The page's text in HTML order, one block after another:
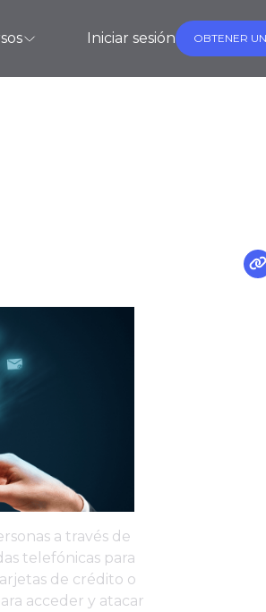
Iniciar sesión OBTENER
a través de
telefónicas para
de crédito o
acceder y atacar